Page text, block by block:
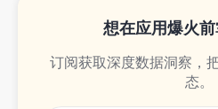
想在应用爆火
订阅获取深度数据洞察，
态。